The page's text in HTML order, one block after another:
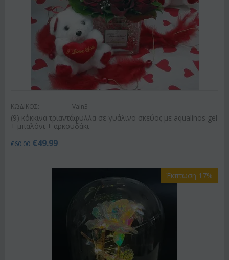
ΚΩΔΙΚΟΣ: Valn3
(9) κόκκινα τριαντάφυλλα σε γυάλινο σκεύος με aqualinos gel
+ μπαλόνι + αρκουδάκι
€60.00 €49.99
Έκπτωση 17%